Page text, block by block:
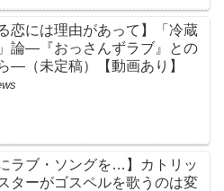
恋には理由があって】「冷蔵
論―『おっさんずラブ』との
―（未定稿）【動画あり】
にラブ・ソングを…】カトリッ
ターがゴスペルを歌うのは変